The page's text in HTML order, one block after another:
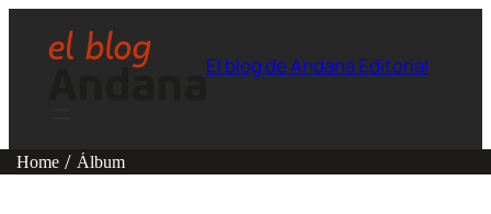
El blog de Andana Editorial
Home Álbum